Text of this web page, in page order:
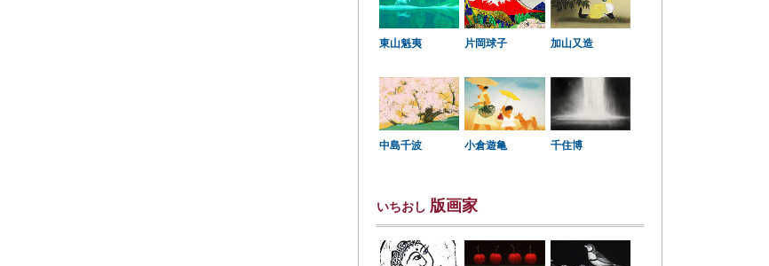
東山魁夷 片岡球子 加山又造
中島千波 小倉遊亀 千住博
いちおし 版画家